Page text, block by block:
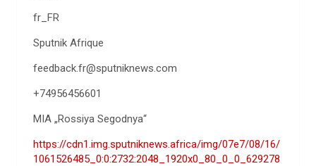
fr_FR
Sputnik Afrique
feedback.fr@sputniknews.com
+74956456601
MIA „Rossiya Segodnya“
https://cdn1.img.sputniknews.africa/img/07e7/08/16/
1061526485_0:0:2732:2048_1920x0_80_0_0_629278